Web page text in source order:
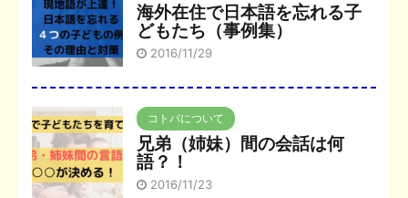
海外在住で日本語を忘れる子
どもたち（事例集）
2016/11/29
コトバについて
兄弟（姉妹）間の会話は何
語？！
2016/11/23